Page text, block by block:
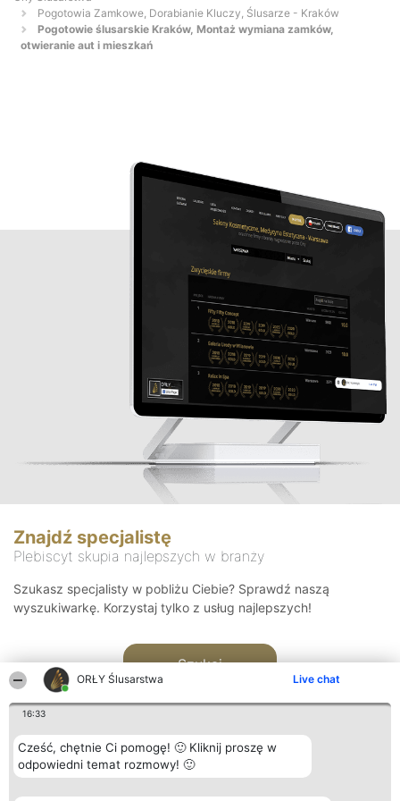
ORŁY Ślusarstwa Live chat
16:33
Cześć, chętnie Ci pomogę! 🙂 Kliknij proszę w
odpowiedni temat rozmowy! 🙂
Pogotowia Zamkowe, Dorabianie Kluczy, Ślusarze - Kraków
Pogotowie ślusarskie Kraków, Montaż wymiana zamków,
otwieranie aut i mieszkań
Znajdź specjalistę
Plebiscyt skupia najlepszych w branży
Szukasz specjalisty w pobliżu Ciebie? Sprawdź naszą
wyszukiwarkę. Korzystaj tylko z usług najlepszych!
Szukaj
Organizator plebiscytu Plebiscyt Kontakt